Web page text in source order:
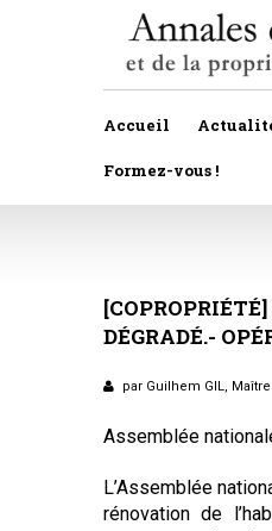
Accueil
Formez-vous !
[COPROPRIÉTÉ]
DÉGRADÉ.-
par Guilhem GIL,
Assemblée
L’Assemblée
rénovation de